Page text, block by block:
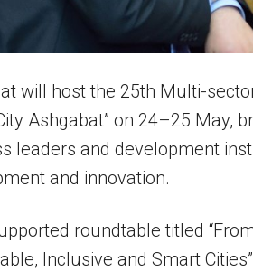
will host the 25th Multi-
Ashgabat” on 24–25 May,
leaders and development
and innovation.
roundtable titled
Inclusive and Smart